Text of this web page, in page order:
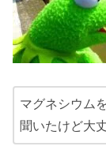
マグネシウム
聞いたけど大